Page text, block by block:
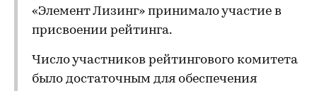
«Элемент Лизинг» принимало участие в
присвоении рейтинга.
Число участников рейтингового комитета
было достаточным для обеспечения